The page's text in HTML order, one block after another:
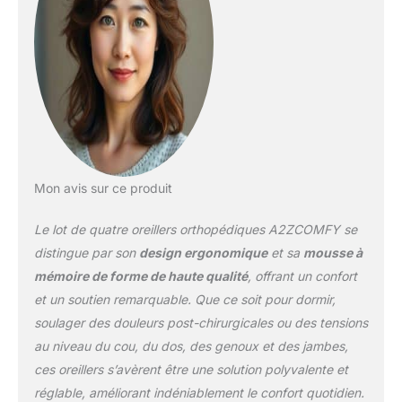
récupération post-
opératoire. MATÉRIAUX
DE HAUTE QUALITÉ :
l'oreiller orthopédique
utilise de la mousse à
mémoire de forme haute
densité pour plus de
un entretien quotidien
antidérapant empêche
les mouvements. Design
multifonction : le coussin
de corps est composé
ergonomiques qui
peuvent être combinées
de manière flexible dans
Mon avis sur ce produit
Le lot de quatre oreillers orthopédiques A2ZCOMFY se
distingue par son design ergonomiqueet sa mousse à
mémoire de forme de haute qualité, offrant un confort
et un soutien remarquable. Que ce soit pour dormir,
soulager des douleurs post-chirurgicales ou des tensions
au niveau du cou, du dos, des genoux et des jambes,
ces oreillers s’avèrent être une solution polyvalente et
réglable, améliorant indéniablement le confort quotidien.